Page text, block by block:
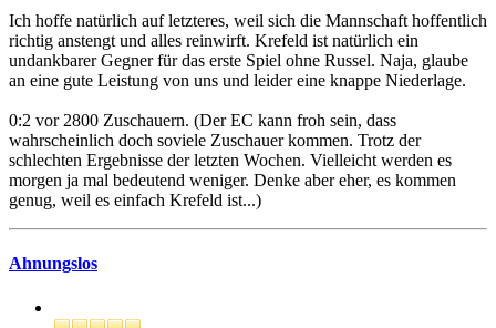
Ich hoffe natürlich auf letzteres, weil sich die Mannschaft hoffentlich
richtig anstengt und alles reinwirft. Krefeld ist natürlich ein
undankbarer Gegner für das erste Spiel ohne Russel. Naja, glaube
an eine gute Leistung von uns und leider eine knappe Niederlage.
0:2 vor 2800 Zuschauern. (Der EC kann froh sein, dass
wahrscheinlich doch soviele Zuschauer kommen. Trotz der
schlechten Ergebnisse der letzten Wochen. Vielleicht werden es
morgen ja mal bedeutend weniger. Denke aber eher, es kommen
genug, weil es einfach Krefeld ist...)
Ahnungslos